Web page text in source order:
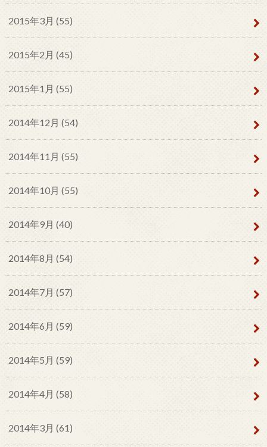
2015年3月 (55)
2015年2月 (45)
2015年1月 (55)
2014年12月 (54)
2014年11月 (55)
2014年10月 (55)
2014年9月 (40)
2014年8月 (54)
2014年7月 (57)
2014年6月 (59)
2014年5月 (59)
2014年4月 (58)
2014年3月 (61)